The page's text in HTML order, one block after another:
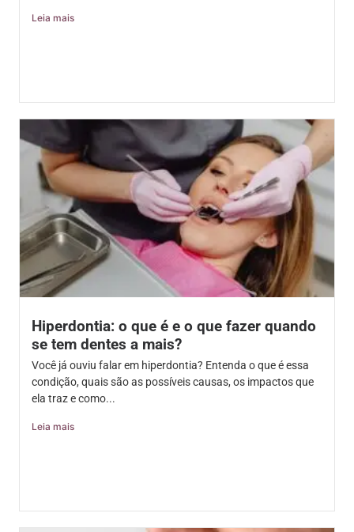
Leia mais
Hiperdontia: o que é e o que fazer quando
se tem dentes a mais?
Você já ouviu falar em hiperdontia? Entenda o que é essa
condição, quais são as possíveis causas, os impactos que
ela traz e como...
Leia mais